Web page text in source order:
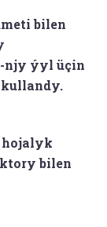
bilen
njy ýyl üçin
hojalyk
bilen